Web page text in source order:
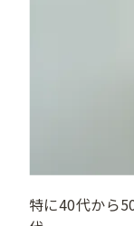
特に40代から